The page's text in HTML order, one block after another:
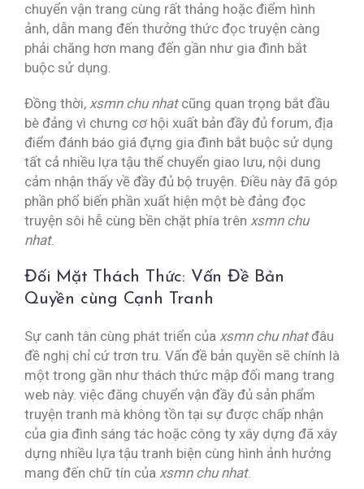
chuyển vận trang cùng rất thảng hoặc điểm hình
ảnh, dẫn mang đến thưởng thức đọc truyện càng
phải chăng hơn mang đến gần như gia đình bắt
buộc sử dụng.
Đồng thời, xsmn chu nhatcũng quan trọng bắt đầu
bè đảng vì chưng cơ hội xuất bản đầy đủ forum, địa
điểm đánh báo giá đựng gia đình bắt buộc sử dụng
tất cả nhiều lựa tậu thể chuyển giao lưu, nội dung
cảm nhận thấy về đầy đủ bộ truyện. Điều này đã góp
phần phổ biến phần xuất hiện một bè đảng đọc
truyện sôi hễ cùng bền chặt phía trên xsmn chu
nhat.
Đối Mặt Thách Thức: Vấn Đề Bản
Quyền cùng Cạnh Tranh
Sự canh tân cùng phát triển của xsmn chu nhatđâu
đề nghị chỉ cứ trơn tru. Vấn đề bản quyền sẽ chính là
một trong gần như thách thức mập đối mang trang
web này. việc đăng chuyển vận đầy đủ sản phẩm
truyện tranh mà không tồn tại sự được chấp nhận
của gia đình sáng tác hoặc công ty xây dựng đã xây
dựng nhiều lựa tậu tranh biện cùng hình ảnh hưởng
mang đến chữ tín của xsmn chu nhat.